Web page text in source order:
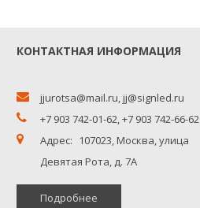
КОНТАКТНАЯ ИНФОРМАЦИЯ
jjurotsa@mail.ru,jj@signled.ru
+7 903 742-01-62,+7 903 742-66-62
Адрес: 107023, Москва, улица
Девятая Рота, д. 7А
Подробнее